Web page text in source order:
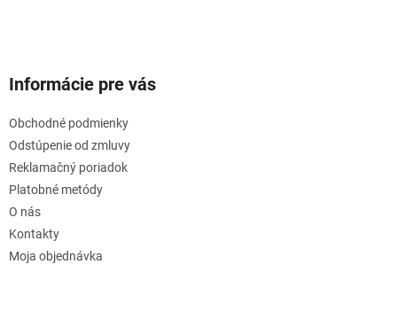
Informácie pre vás
Obchodné podmienky
Odstúpenie od zmluvy
Reklamačný poriadok
Platobné metódy
O nás
Kontakty
Moja objednávka